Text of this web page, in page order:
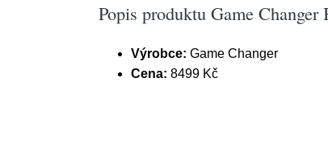
Popis produktu Game
Výrobce: Game Changer
Cena: 8499 Kč